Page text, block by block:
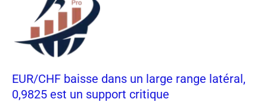
EUR/CHF baisse dans un large range latéral,
0,9825 est un support critique